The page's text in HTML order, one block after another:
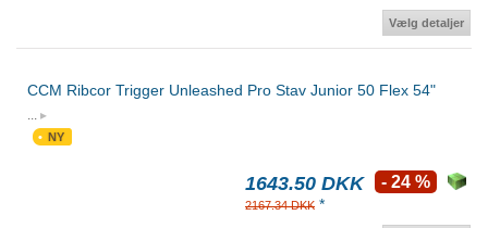
Vælg detaljer
CCM Ribcor Trigger Unleashed Pro Stav Junior 50 Flex 54"
...
NY
1643.50 DKK
2167.34 DKK *
- 24 %